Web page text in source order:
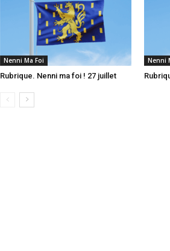
Nenni Ma Foi
Rubrique. Nenni ma foi ! 27 juillet
Nenni